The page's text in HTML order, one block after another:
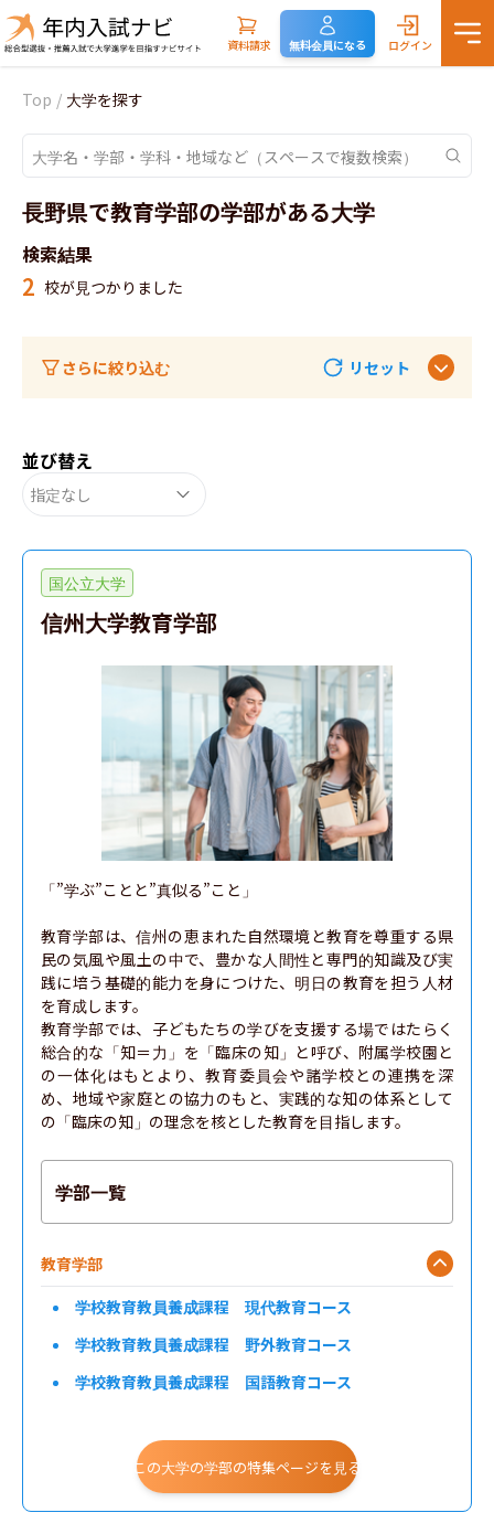
資料請求 無料会員になる ログイン
Top / 大学を探す
長野県で教育学部の学部がある大学
検索結果
2 校が見つかりました
さらに絞り込む リセット
並び替え
指定なし
国公立大学
信州大学教育学部
「”学ぶ”ことと”真似る”こと」
教育学部は、信州の恵まれた自然環境と教育を尊重する県
民の気風や風土の中で、豊かな人間性と専門的知識及び実
践に培う基礎的能力を身につけた、明日の教育を担う人材
を育成します。
教育学部では、子どもたちの学びを支援する場ではたらく
総合的な「知＝力」を「臨床の知」と呼び、附属学校園と
の一体化はもとより、教育委員会や諸学校との連携を深
め、地域や家庭との協力のもと、実践的な知の体系として
の「臨床の知」の理念を核とした教育を目指します。
学部一覧
教育学部
学校教育教員養成課程 現代教育コース
学校教育教員養成課程 野外教育コース
学校教育教員養成課程 国語教育コース
学校教育教員養成課程 社会科教育コース
学校教育教員養成課程 数学教育コース
この大学の学部の特集ページを見る